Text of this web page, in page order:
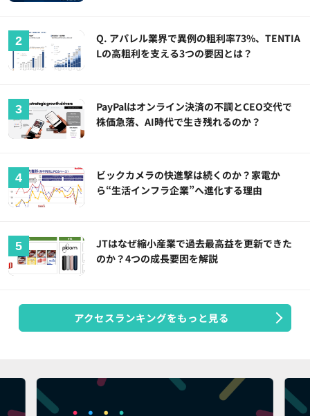
Q. アパレル業界で異例の粗利率73%、TENTIA
Lの高粗利を支える3つの要因とは？
PayPalはオンライン決済の不調とCEO交代で
株価急落、AI時代で生き残れるのか？
ビックカメラの快進撃は続くのか？家電か
ら“生活インフラ企業”へ進化する理由
JTはなぜ縮小産業で過去最高益を更新できた
のか？4つの成長要因を解説
アクセスランキングをもっと見る